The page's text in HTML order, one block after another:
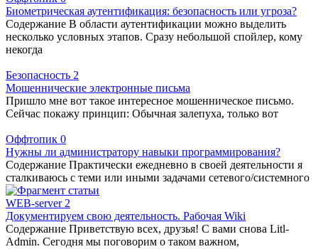
Биометрическая аутентификация: безопасность или угроза?
Содержание В области аутентификации можно выделить
несколько условных этапов. Сразу небольшой спойлер, кому
некогда
Безопасность 2
Мошеннические электронные письма
Пришло мне вот такое интересное мошенническое письмо.
Сейчас покажу принцип: Обычная залепуха, только вот
Оффтопик 0
Нужны ли администратору навыки программирования?
Содержание Практически ежедневно в своей деятельности я
сталкиваюсь с теми или иными задачами сетевого/системного
WEB-server2
Документируем свою деятельность. Рабочая Wiki
Содержание Приветствую всех, друзья! С вами снова Litl-
Admin. Сегодня мы поговорим о таком важном,